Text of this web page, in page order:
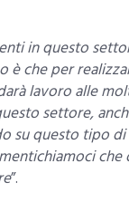
in questo
è che per
lavoro alle
settore,
su questo tipo
”.